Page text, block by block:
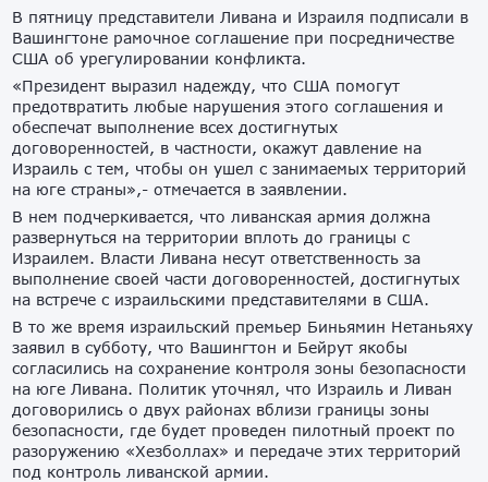
В пятницу представители Ливана и Израиля подписали в
Вашингтоне рамочное соглашение при посредничестве
США об урегулировании конфликта.
«Президент выразил надежду, что США помогут
предотвратить любые нарушения этого соглашения и
обеспечат выполнение всех достигнутых
договоренностей, в частности, окажут давление на
Израиль с тем, чтобы он ушел с занимаемых территорий
на юге страны»,- отмечается в заявлении.
В нем подчеркивается, что ливанская армия должна
развернуться на территории вплоть до границы с
Израилем. Власти Ливана несут ответственность за
выполнение своей части договоренностей, достигнутых
на встрече с израильскими представителями в США.
В то же время израильский премьер Биньямин Нетаньяху
заявил в субботу, что Вашингтон и Бейрут якобы
согласились на сохранение контроля зоны безопасности
на юге Ливана. Политик уточнял, что Израиль и Ливан
договорились о двух районах вблизи границы зоны
безопасности, где будет проведен пилотный проект по
разоружению «Хезболлах» и передаче этих территорий
под контроль ливанской армии.